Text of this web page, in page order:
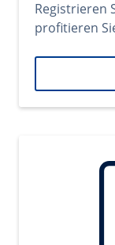
Registrieren
profitieren